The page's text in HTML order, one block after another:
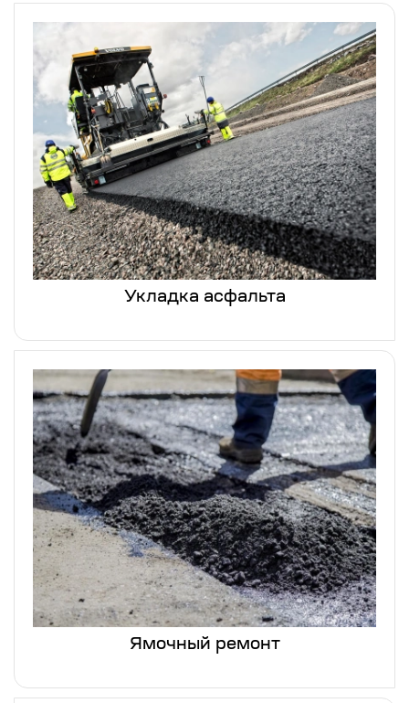
Укладка асфальта
Ямочный ремонт